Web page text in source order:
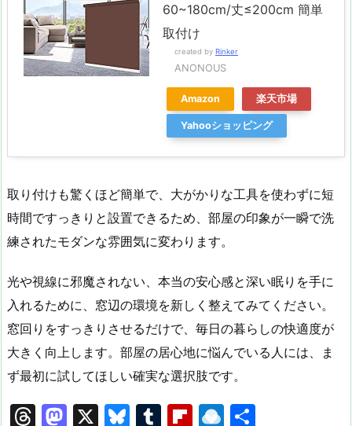
60~180cm/丈≤200cm 簡単
取付け
created by Rinker
ANONOUS
Amazon 楽天市場
Yahooショッピング
取り付けも驚くほど簡単で、大がかりな工具を使わずに短
時間ですっきりと設置できるため、部屋の印象が一瞬で洗
練されたモダンな雰囲気に変わります。
光や視線に邪魔されない、本当の安心感と深い眠りを手に
入れるために、窓辺の環境を新しく整えてみてください。
窓回りをすっきりさせるだけで、毎日の暮らしの快適度が
大きく向上します。部屋の居心地に悩んでいる人には、ま
ず最初に試してほしい確実な選択肢です。
T
M X
Bl T
Fl R